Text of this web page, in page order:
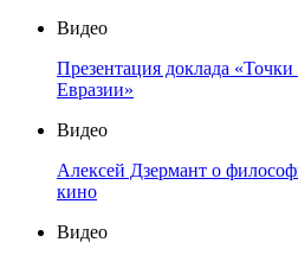
Видео
Презентация доклада
Евразии»
Видео
Алексей Дзермант о
кино
Видео